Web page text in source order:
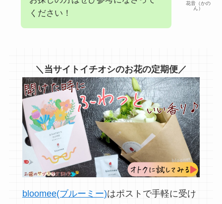
花音（かの
ん）
ください！
＼当サイトイチオシのお花の定期便／
bloomee(ブルーミー)はポストで手軽に受け